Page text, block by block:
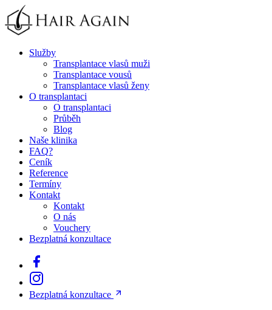
Služby
Transplantace vlasů muži
Transplantace vousů
Transplantace vlasů ženy
O transplantaci
O transplantaci
Průběh
Blog
Naše klinika
FAQ?
Ceník
Reference
Termíny
Kontakt
Kontakt
O nás
Vouchery
Bezplatná konzultace
Bezplatná konzultace